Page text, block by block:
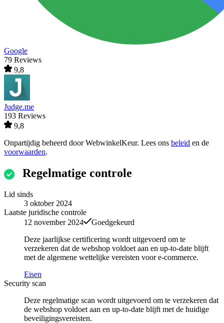
Google
79 Reviews
9,8
Judge.me
193 Reviews
9,8
Onpartijdig beheerd doorWebwinkelKeur. Lees ons beleid en de
voorwaarden.
Regelmatige controle
Lid sinds
3 oktober 2024
Laatste juridische controle
12 november 2024
Goedgekeurd
Deze jaarlijkse certificering wordt uitgevoerd om te
verzekeren dat de webshop voldoet aan en up-to-date blijft
met de algemene wettelijke vereisten voor e-commerce.
Eisen
Security scan
Deze regelmatige scan wordt uitgevoerd om te verzekeren dat
de webshop voldoet aan en up-to-date blijft met de huidige
beveiligingsvereisten.